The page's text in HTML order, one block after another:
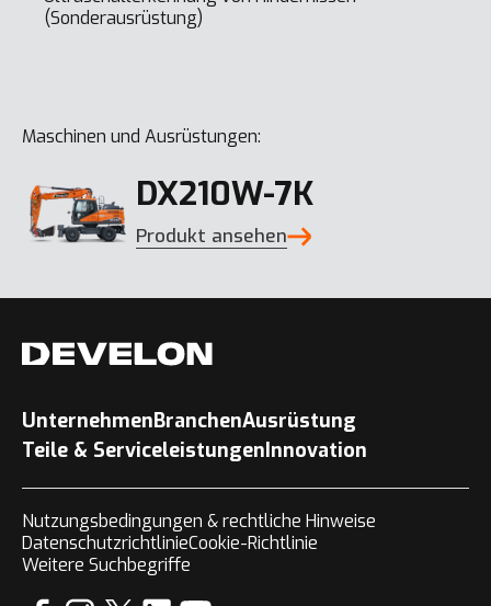
(Sonderausrüstung)
Maschinen und Ausrüstungen:
DX210W-7K
Produkt ansehen
UnternehmenBranchenAusrüstung
Teile & ServiceleistungenInnovation
Nutzungsbedingungen & rechtliche Hinweise
DatenschutzrichtlinieCookie-Richtlinie
Weitere Suchbegriffe